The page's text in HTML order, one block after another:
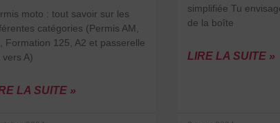
moto : tout savoir sur les
catégories (Permis AM,
Formation 125, A2 et passerelle
vers A)
LA SUITE »
simplifiée Tu
de la boîte
LIRE LA SUITE »